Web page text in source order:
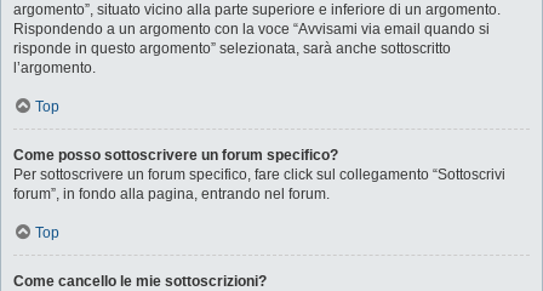
argomento”, situato vicino alla parte superiore e inferiore di un argomento.
Rispondendo a un argomento con la voce “Avvisami via email quando si
risponde in questo argomento” selezionata, sarà anche sottoscritto
l’argomento.
Top
Come posso sottoscrivere un forum specifico?
Per sottoscrivere un forum specifico, fare click sul collegamento “Sottoscrivi
forum”, in fondo alla pagina, entrando nel forum.
Top
Come cancello le mie sottoscrizioni?